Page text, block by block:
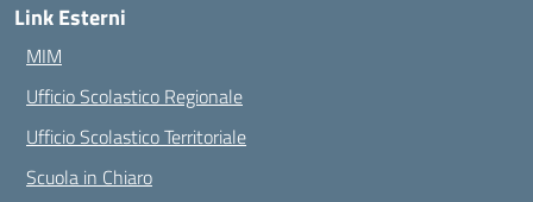
Link Esterni
MIM
Ufficio Scolastico Regionale
Ufficio Scolastico Territoriale
Scuola in Chiaro